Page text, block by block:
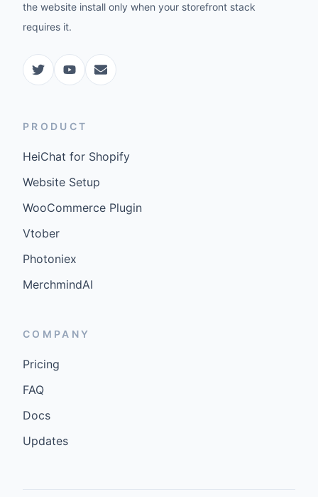
the website install only when your storefront stack
requires it.
PRODUCT
HeiChat for Shopify
Website Setup
WooCommerce Plugin
Vtober
Photoniex
MerchmindAI
COMPANY
Pricing
FAQ
Docs
Updates